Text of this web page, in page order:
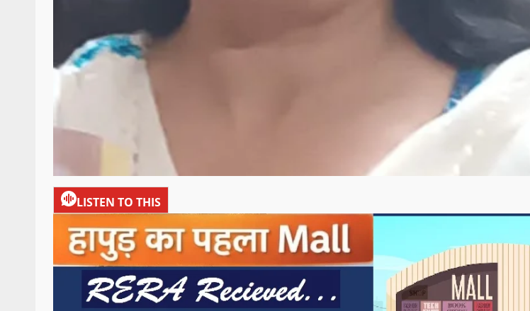
LISTEN TO THIS